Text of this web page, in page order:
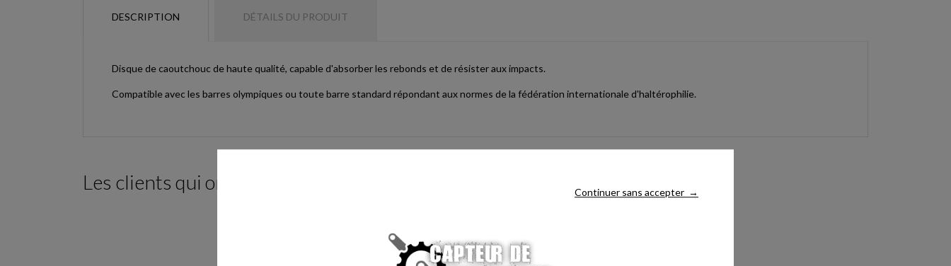
Continuer sans accepter →
DESCRIPTION DÉTAILS DU PRODUIT
Disque de caoutchouc de haute qualité, capable d'absorber les rebonds et de résister aux impacts.
Compatible avec les barres olympiques ou toute barre standard répondant aux normes de la fédération internationale d'haltérophilie.
Les clients qui ont acheté ce produit ont également acheté :